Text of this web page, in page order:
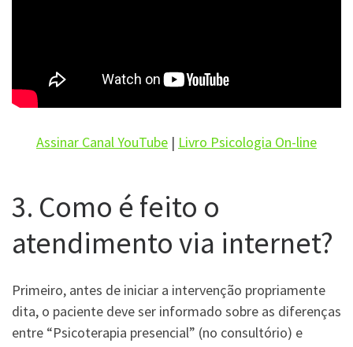
Assinar Canal YouTube | Livro Psicologia On-line
3. Como é feito o
atendimento via internet?
Primeiro, antes de iniciar a intervenção propriamente
dita, o paciente deve ser informado sobre as diferenças
entre “Psicoterapia presencial” (no consultório) e